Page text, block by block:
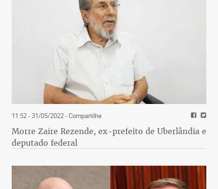
11:52 - 31/05/2022- Compartilhe
Morre Zaire Rezende, ex-prefeito de Uberlândia e
deputado federal